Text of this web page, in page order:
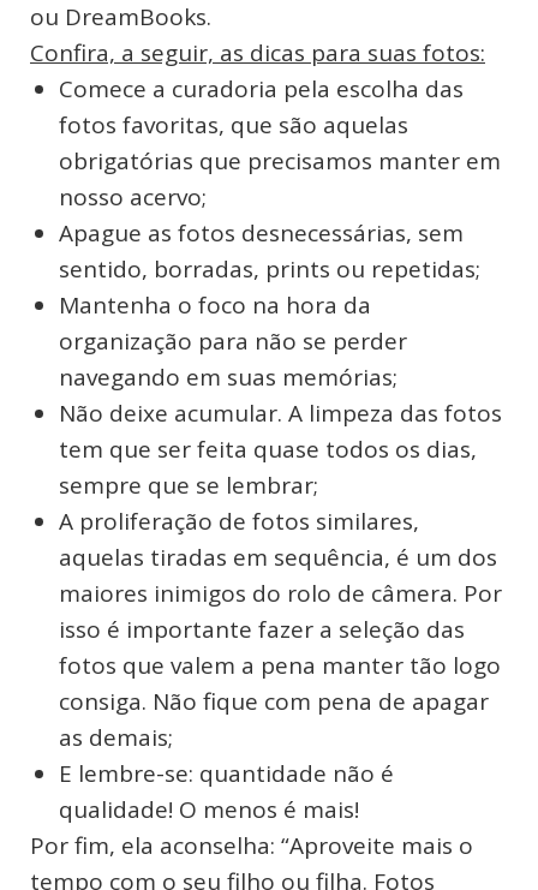
ou DreamBooks.
Confira, a seguir, as dicas para suas fotos:
Comece a curadoria pela escolha das
fotos favoritas, que são aquelas
obrigatórias que precisamos manter em
nosso acervo;
Apague as fotos desnecessárias, sem
sentido, borradas, prints ou repetidas;
Mantenha o foco na hora da
organização para não se perder
navegando em suas memórias;
Não deixe acumular. A limpeza das fotos
tem que ser feita quase todos os dias,
sempre que se lembrar;
A proliferação de fotos similares,
aquelas tiradas em sequência, é um dos
maiores inimigos do rolo de câmera. Por
isso é importante fazer a seleção das
fotos que valem a pena manter tão logo
consiga. Não fique com pena de apagar
as demais;
E lembre-se: quantidade não é
qualidade! O menos é mais!
Por fim, ela aconselha: “Aproveite mais o
tempo com o seu filho ou filha. Fotos